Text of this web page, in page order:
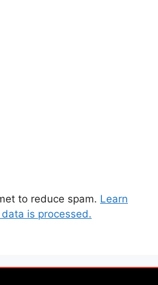
to reduce spam. Learn
is processed.